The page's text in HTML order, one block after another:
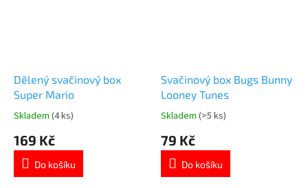
Dělený svačinový box
Super Mario
Průměrné
produktu
5,0
Skladem (4 ks)
169 Kč
Do košíku
Svačinový box Bugs Bunny
Looney Tunes
Průměrné
produktu
5,0
Skladem (>5 ks)
79 Kč
Do košíku